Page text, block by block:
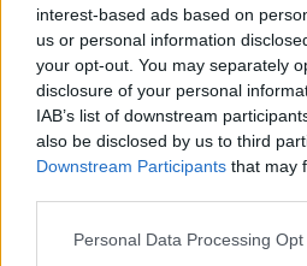
interest-based ads based on
us or personal information
your opt-out. You may separately
disclosure of your personal
IAB’s list of downstream
also be disclosed by us to third
Downstream Participants that may
Please note that this website/app
Personal Data Processing